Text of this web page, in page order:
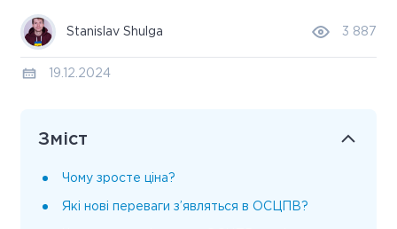
Stanislav Shulga 3 887
19.12.2024
Зміст
Чому зросте ціна?
Які нові переваги з’являться в ОСЦПВ?